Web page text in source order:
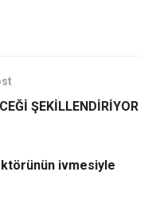
ŞEKİLLENDİRİYOR
ivmesiyle